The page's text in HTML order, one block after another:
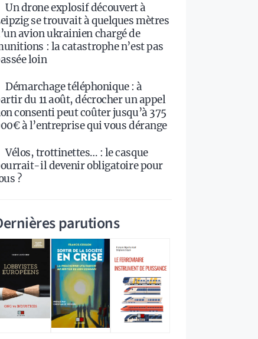
Un drone explosif découvert à
se trouvait à quelques mètres
avion ukrainien chargé de
: la catastrophe n’est pas
loin
Démarchage téléphonique : à
du 11 août, décrocher un appel
consenti peut coûter jusqu’à 375
à l’entreprise qui vous dérange
Vélos, trottinettes… : le casque
il devenir obligatoire pour
?
parutions